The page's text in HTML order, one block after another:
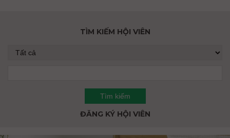
TÌM KIẾM HỘI VIÊN
ĐĂNG KÝ HỘI VIÊN